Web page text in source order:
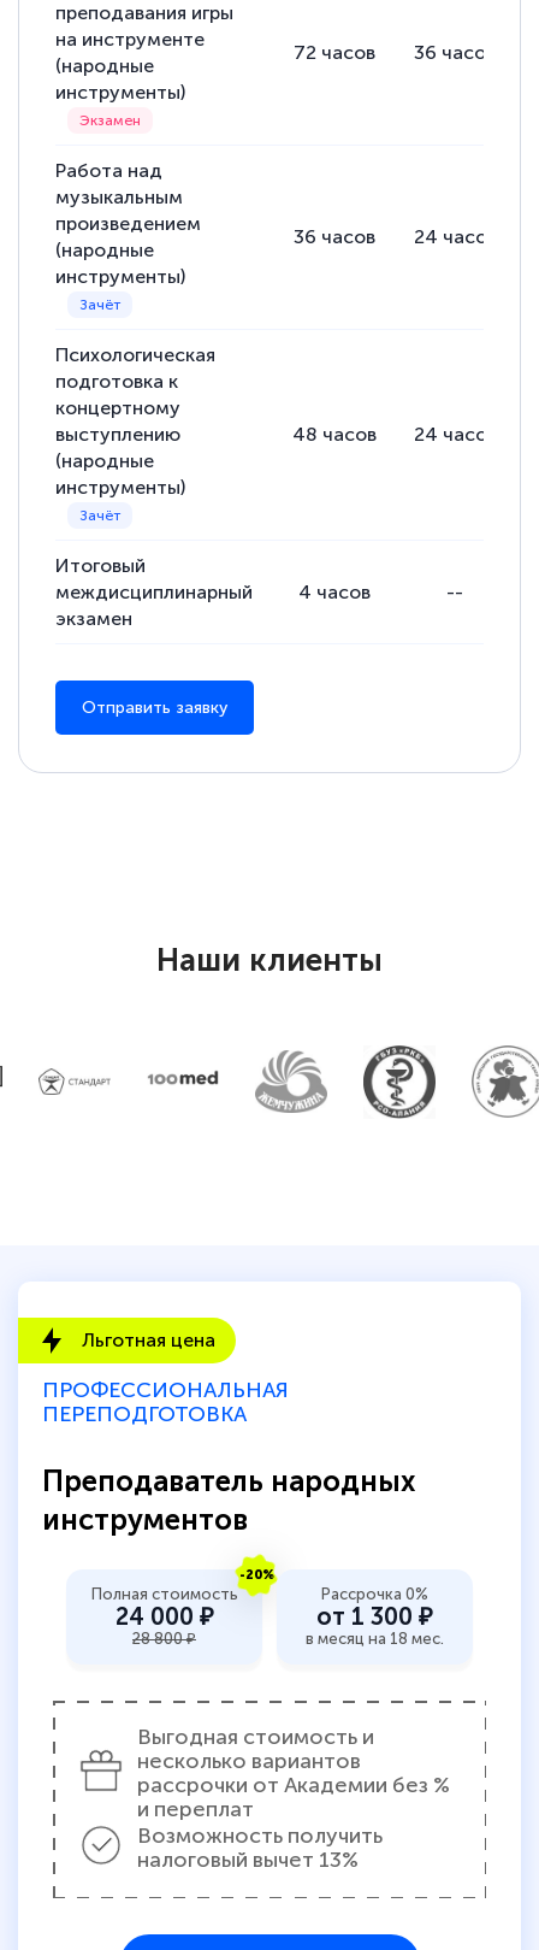
преподавания игры
на инструменте
(народные
инструменты)
72 часов 36 часов
Работа над
музыкальным
произведением
(народные
инструменты)
36 часов 24 часов
Психологическая
подготовка к
концертному
выступлению
(народные
инструменты)
48 часов 24 часов
Итоговый
междисциплинарный
экзамен
4 часов --
Отправить заявку
Наши клиенты
Льготная цена
ПРОФЕССИОНАЛЬНАЯ
ПЕРЕПОДГОТОВКА
Преподаватель народных
инструментов
-20%
Полная стоимость
24 000 ₽
28 800 ₽
Рассрочка 0%
от 1 300 ₽
в месяц на 18 мес.
Выгодная стоимость и
несколько вариантов
рассрочки от Академии без %
и переплат
Возможность получить
налоговый вычет 13%